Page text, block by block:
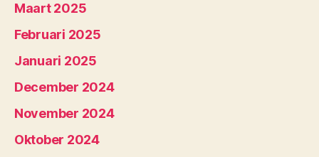
Maart 2025
Februari 2025
Januari 2025
December 2024
November 2024
Oktober 2024